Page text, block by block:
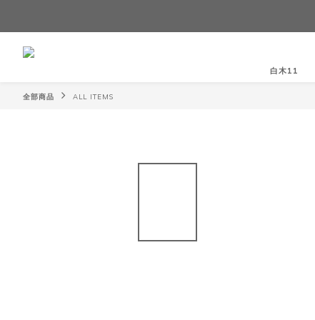
白木11
全部商品 ALL ITEMS